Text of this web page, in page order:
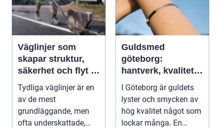
Väglinjer som
skapar struktur,
säkerhet och flyt i
trafiken
Tydliga väglinjer är en
av de mest
grundläggande, men
ofta underskattade,
Guldsmed
göteborg:
hantverk, kvalitet
och personlig
service
I Göteborg är guldets
lyster och smycken av
hög kvalitet något som
lockar många. En